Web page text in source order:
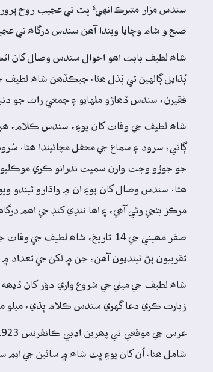
سندس مزار متبرڪ انهيءَ ڀٽ تي عجيب روح
صبح و شام وڄايا ويندا آھن سندس درگاھ تي عجيب
شاھ لطيف بابت اھو احوال سندس وصال کان
ٻُڌايل ڳالهين تي ٻَڌل ھئا. جيڪڏھن شاھ لطيف
فقيرن، سندس ڏھاڙو ملهايو ۽ جمعي رات جو
شاھ لطيف جي وفات کان پوءِ، سندس ڪلام،
ڳائي، سرود ۽ سماع جي محفل مچائيندا ھئا.
جو جوڙو وڄت وارن سميت نذرانو ڪري موڪليو
ھئا. سندس وصال کان پوءِ ان ۾ واڌارو ٿيندو
مرڪز بڻجي وئي آھي، ۽ اھا ننڍي کنڊ جي اھم
تقريبون پڻ ٿينديون آھن، جن ۾ لکن جي
شاھ لطيف جي ميلي جي شروع واري دؤر کان ڏيھه
زيارت ڪري دعا گهري سندس ڪلام ٻڌي، ميلو
شامل ھئا. اُن کان پوءِ ڀٽ شاھ ۾ سائين جي ايم